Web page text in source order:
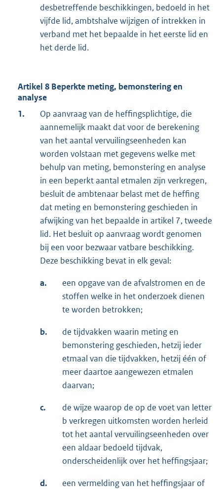
desbetreffende beschikkingen, bedoeld in het
vijfde lid, ambtshalve wijzigen of intrekken in
verband met het bepaalde in het eerste lid en
het derde lid.
Artikel 8 Beperkte meting, bemonstering en
analyse
1.
Op aanvraag van de heffingsplichtige, die
aannemelijk maakt dat voor de berekening
van het aantal vervuilingseenheden kan
worden volstaan met gegevens welke met
behulp van meting, bemonstering en analyse
in een beperkt aantal etmalen zijn verkregen,
besluit de ambtenaar belast met de heffing
dat meting en bemonstering geschieden in
afwijking van het bepaalde in artikel 7, tweede
lid. Het besluit op aanvraag wordt genomen
bij een voor bezwaar vatbare beschikking.
Deze beschikking bevat in elk geval:
a.
een opgave van de afvalstromen en de
stoffen welke in het onderzoek dienen
te worden betrokken;
b.
de tijdvakken waarin meting en
bemonstering geschieden, hetzij ieder
etmaal van die tijdvakken, hetzij één of
meer daartoe aangewezen etmalen
daarvan;
c.
de wijze waarop de op de voet van letter
b verkregen uitkomsten worden herleid
tot het aantal vervuilingseenheden over
een aldaar bedoeld tijdvak,
onderscheidenlijk over het heffingsjaar;
d.
een vermelding van het heffingsjaar of